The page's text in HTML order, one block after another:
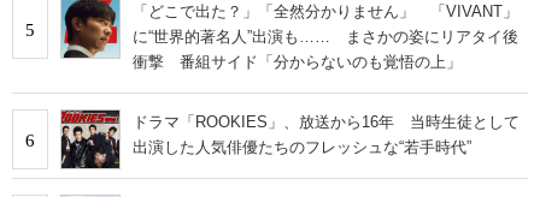
5
「どこで出た？」「全然分かりません」 「VIVANT」
に“世界的著名人”出演も…… まさかの姿にリアタイ後
衝撃 番組サイド「分からないのも覚悟の上」
6
ドラマ「ROOKIES」、放送から16年 当時生徒として
出演した人気俳優たちのフレッシュな“若手時代”